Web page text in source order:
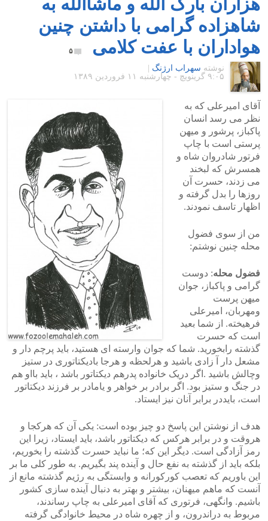
شاهزاده گرامی با داشتن چنین
هواداران با عفت کلامی
۵
نوشته سهراب ارژنگ
۹:۰۵ گرينويچ - چهارشنبه ۱۱ فروردین ۱۳۸۹
آقای امیرعلی که به
نظر می رسد انسان
پاکباز، پرشور و میهن
پرستی است با چاپ
فرتور شادروان شاه و
همسرش که لبخند
می زدند، حسرت آن
روزها را بدل گرفته و
اظهار تاسف نمودند.
من از سوی فضول
محله چنین نوشتم:
فضول محله: دوست
گرامی و پاکباز، جوان
میهن پرست
ومهربان، امیرعلی
فرهیخته. از شما بعید
است که حسرت
گذشته رابخورید. شما که جوان وارسته ای هستید، باید پرچم دار و
مشعل دار آ زادی باشید و هرلحظه و هرجا بادیکتاتوری در ستیز
وچالش باشید .اگر دریک خانواده پدرهم دیکتاتور باشد ، باید بااو هم
در جنگ و ستیز بود. اگر برادر بر خواهر و یامادر بر فرزند دیکتاتور
است، بایددر برابر آنان نیز ایستاد.
هدف از نوشتن این پاسخ دو چیز بوده است: یکی آن که هرکجا و
هروقت و در برابر هرکس که دیکتاتور باشد، باید ایستاد، زیرا این
رمز آزادگی است. دیگر این که؛ ما نباید حسرت گذشته را بخوریم،
بلکه باید از گذشته به نفع حال و آینده پند بگیریم. به طور کلی ما بر
این باوریم که تعصب کورکورانه و وابستگی به رژیم گذشته مانع از
آنست که ماهم میهنان، بیشتر و بهتر به دنبال آینده سازی کشور
باشیم. وانگهی، فرتوری که آقای امیرعلی به چاپ رساندند،
مربوط به دراندرون، و از چهره شاه در محیط خانوادگی گرفته